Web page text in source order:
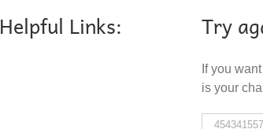
Helpful Links: Try
If you
is your
Search